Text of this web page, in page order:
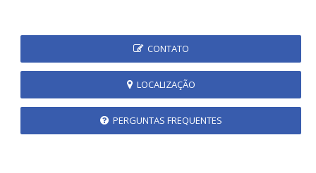
CONTATO
LOCALIZAÇÃO
PERGUNTAS FREQUENTES